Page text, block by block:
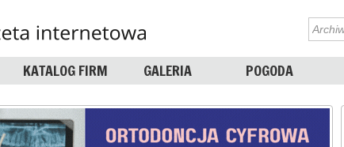
KATALOG FIRM GALERIA POGODA